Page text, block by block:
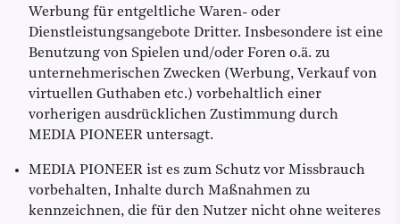
Werbung für entgeltliche Waren- oder
Dienstleistungsangebote Dritter. Insbesondere ist eine
Benutzung von Spielen und/oder Foren o.ä. zu
unternehmerischen Zwecken (Werbung, Verkauf von
virtuellen Guthaben etc.) vorbehaltlich einer
vorherigen ausdrücklichen Zustimmung durch
MEDIA PIONEER untersagt.
MEDIA PIONEER ist es zum Schutz vor Missbrauch
vorbehalten, Inhalte durch Maßnahmen zu
kennzeichnen, die für den Nutzer nicht ohne weiteres